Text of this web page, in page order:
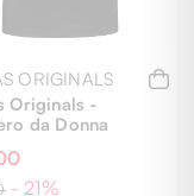
ORIGINALS
Originals -
da Donna
- 21%